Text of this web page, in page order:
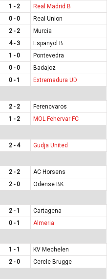
1 - 2
Real Madrid B
0 - 0
Real Union
2 - 2
Murcia
4 - 3
Espanyol B
1 - 0
Pontevedra
0 - 0
Badajoz
0 - 1
Extremadura UD
2 - 2
Ferencvaros
1 - 2
MOL Fehervar FC
2 - 4
Gudja United
2 - 2
AC Horsens
2 - 0
Odense BK
2 - 1
Cartagena
0 - 1
Almeria
1 - 1
KV Mechelen
2 - 0
Cercle Brugge